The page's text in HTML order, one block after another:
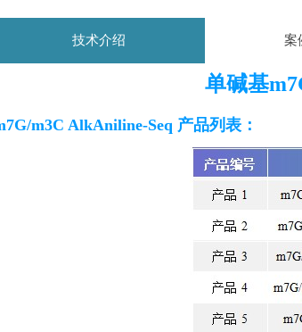
技术介绍 案
单碱基
m3C AlkAniline-Seq 产品列表：